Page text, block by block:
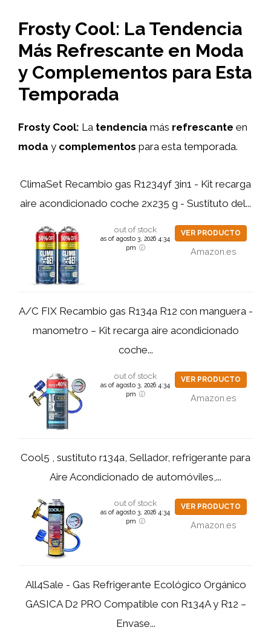
Frosty Cool: La Tendencia
Más Refrescante en Moda
y Complementos para Esta
Temporada
Frosty Cool: La tendencia más refrescante en
moda y complementos para esta temporada.
ClimaSet Recambio gas R1234yf 3in1 - Kit recarga
aire acondicionado coche 2x235 g - Sustituto del...
out of stock
as of agosto 3, 2026 4:34
pm
VER PRODUCTO
Amazon.es
A/C FIX Recambio gas R134a R12 con manguera -
manometro – Kit recarga aire acondicionado
coche...
out of stock
as of agosto 3, 2026 4:34
pm
VER PRODUCTO
Amazon.es
Cool5 , sustituto r134a, Sellador, refrigerante para
Aire Acondicionado de automóviles,...
out of stock
as of agosto 3, 2026 4:34
pm
VER PRODUCTO
Amazon.es
All4Sale - Gas Refrigerante Ecológico Orgánico
GASICA D2 PRO Compatible con R134A y R12 –
Envase...